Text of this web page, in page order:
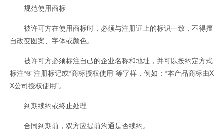
规范使用商标
被许可方在使用商标时，必须与注册证上的标识一致，不得擅
自改变图案、字体或颜色。
被许可方必须标注自己的企业名称和地址，并可以按约定方式
标注“®”注册标记或“商标授权使用”等字样，例如：“本产品商标由X
X公司授权使用”。
到期续约或终止处理
合同到期前，双方应提前沟通是否续约。